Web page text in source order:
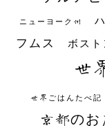
ニューヨーク州
フムス ボスト
世
世界ごはんたべ
京都のお